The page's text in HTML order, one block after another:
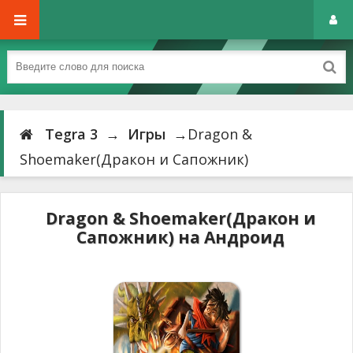
Tegra 3 → Игры →Dragon &
Shoemaker(Дракон и Сапожник)
Dragon & Shoemaker(Дракон и
Сапожник) на Андроид